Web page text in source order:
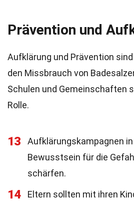
Prävention und
Aufklärung und Prävention
den Missbrauch von
Schulen und Gemeinschaften
Rolle.
13
Aufklärungskampagnen
Bewusstsein für die
schärfen.
14
Eltern sollten mit ihren